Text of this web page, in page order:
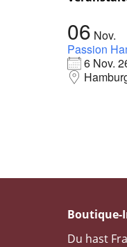
06 Nov.
Passion
6 Nov.
Boutique-
Du hast